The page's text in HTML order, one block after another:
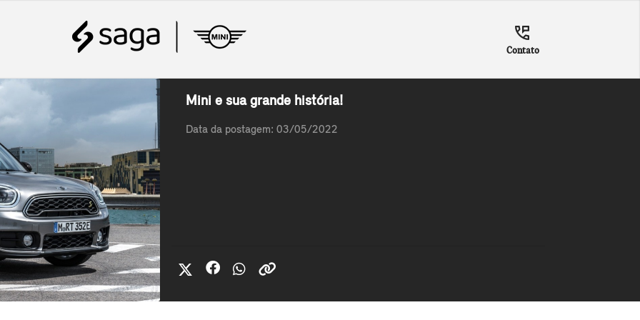
Contato
Mini e sua grande história!
Data da postagem: 03/05/2022